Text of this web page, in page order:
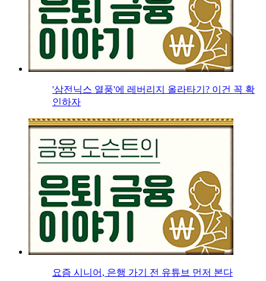
'삼전닉스 열풍'에 레버리지 올라타기? 이건 꼭 확
인하자
요즘 시니어, 은행 가기 전 유튜브 먼저 본다